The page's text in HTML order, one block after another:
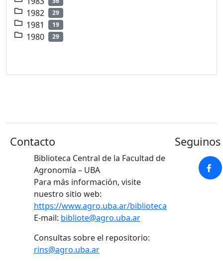
1982 29
1981 19
1980 29
Contacto
Biblioteca Central de la Facultad de
Agronomía – UBA
Para más información, visite
nuestro sitio web:
https://www.agro.uba.ar/biblioteca
E-mail: bibliote@agro.uba.ar
Consultas sobre el repositorio:
rins@agro.uba.ar